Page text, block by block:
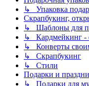
↳ Упаковка
Скрапбукинг,
↳ Шаблоны для
↳ Кардмейкинг -
↳ Конверты
↳ Скрапбукинг
↳ Стили
Подарки и
↳ Подарки для